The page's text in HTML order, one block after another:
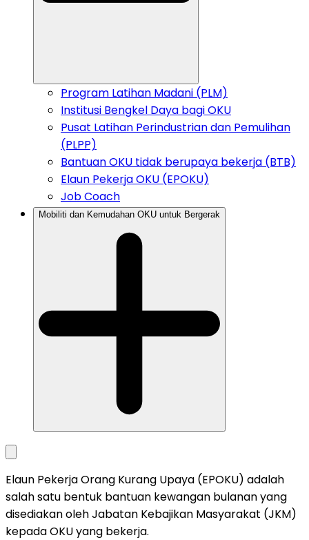
Program Latihan Madani (PLM)
Institusi Bengkel Daya bagi OKU
Pusat Latihan Perindustrian dan Pemulihan
(PLPP)
Bantuan OKU tidak berupaya bekerja (BTB)
Elaun Pekerja OKU (EPOKU)
Job Coach
Mobiliti dan Kemudahan OKU untuk Bergerak
Elaun Pekerja Orang Kurang Upaya (EPOKU) adalah
salah satu bentuk bantuan kewangan bulanan yang
disediakan oleh Jabatan Kebajikan Masyarakat (JKM)
kepada OKU yang bekerja.